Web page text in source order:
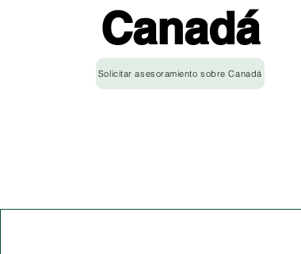
Canadá
Solicitar asesoramiento sobre Canadá